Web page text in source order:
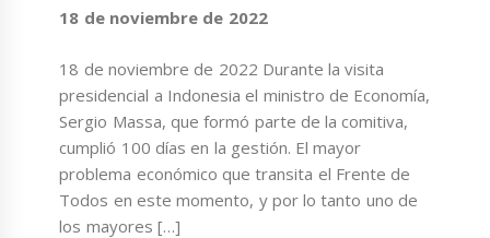
18 de noviembre de 2022
18 de noviembre de 2022 Durante la visita
presidencial a Indonesia el ministro de Economía,
Sergio Massa, que formó parte de la comitiva,
cumplió 100 días en la gestión. El mayor
problema económico que transita el Frente de
Todos en este momento, y por lo tanto uno de
los mayores […]